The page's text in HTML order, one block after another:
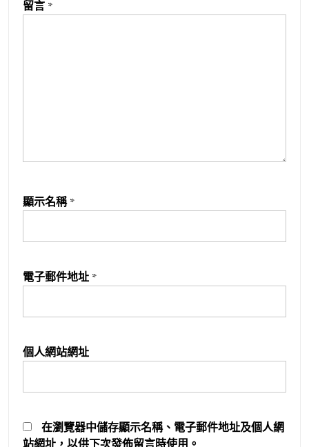
留言 *
顯示名稱 *
電子郵件地址 *
個人網站網址
在瀏覽器中儲存顯示名稱、電子郵件地址及個人網
站網址，以供下次發佈留言時使用。